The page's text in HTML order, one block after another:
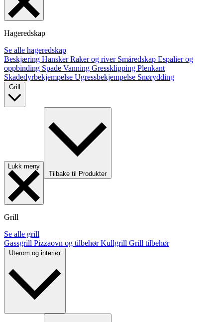
Hageredskap
Se alle hageredskap
Beskjæring HanskerRaker og river Småredskap Espalier og
oppbinding Spade Vanning Gressklipping Plenkant
Skadedyrbekjempelse Ugressbekjempelse Snørydding
Lukk meny
Tilbake til Produkter
Grill
Se alle grill
Gassgrill Pizzaovn og tilbehørKullgrill Grill tilbehør
Uterom og interiør